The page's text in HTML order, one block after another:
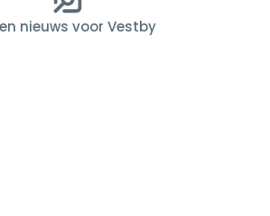
nieuws voor Vestby